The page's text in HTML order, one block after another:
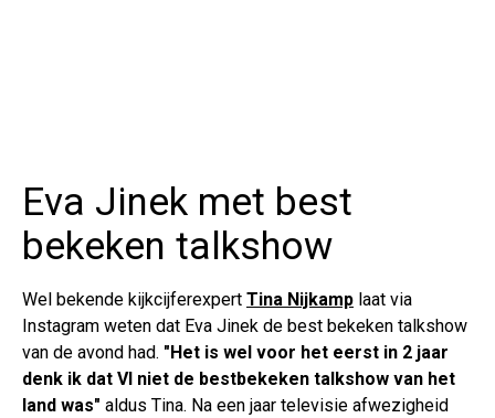
Eva Jinek met best
bekeken talkshow
Wel bekende kijkcijferexpert Tina Nijkamp laat via
Instagram weten dat Eva Jinek de best bekeken talkshow
van de avond had. "Het is wel voor het eerst in 2 jaar
denk ik dat VI niet de bestbekeken talkshow van het
land was" aldus Tina. Na een jaar televisie afwezigheid